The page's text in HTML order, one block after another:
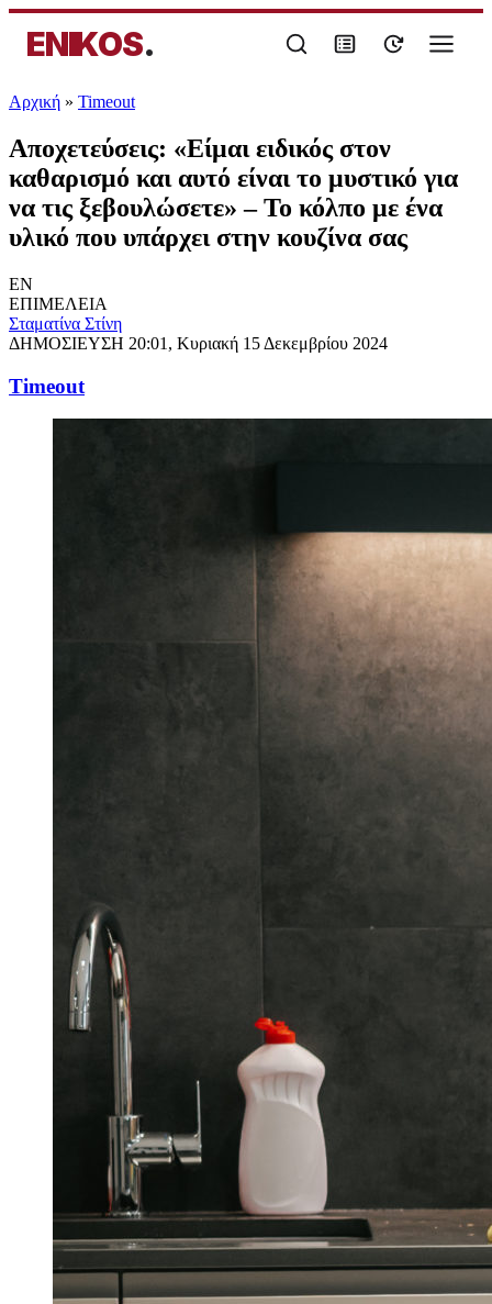
ENIKOS.
Αρχική » Timeout
Αποχετεύσεις: «Είμαι ειδικός στον
καθαρισμό και αυτό είναι το μυστικό για
να τις ξεβουλώσετε» – Το κόλπο με ένα
υλικό που υπάρχει στην κουζίνα σας
EN
ΕΠΙΜΕΛΕΙΑ
Σταματίνα Στίνη
ΔΗΜΟΣΙΕΥΣΗ 20:01, Κυριακή 15 Δεκεμβρίου 2024
Timeout